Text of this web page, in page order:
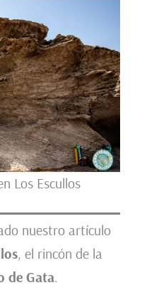
Los Escullos
nuestro artículo
, el rincón de la
de Gata.